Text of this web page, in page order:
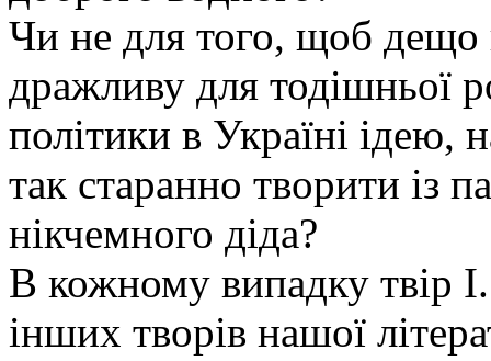
Чи не для того, щоб
дражливу для тодішньої
політики в Україні ідею,
так старанно творити із
нікчемного діда?
В кожному випадку твір
інших творів нашої